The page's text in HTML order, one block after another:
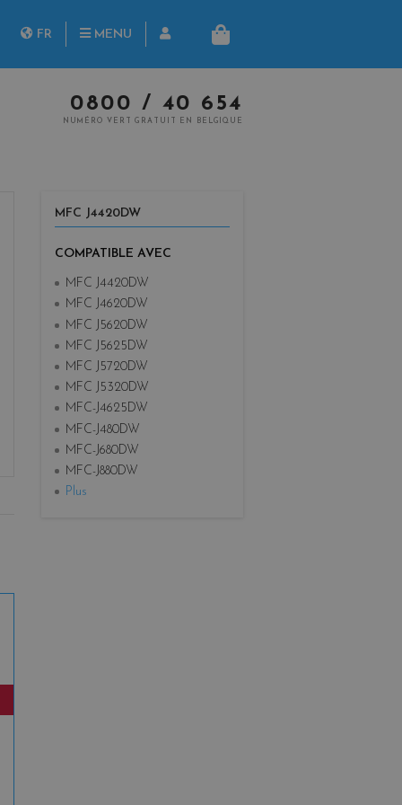
FR MENU
PANIER
0800 / 40 654
NUMÉRO VERT GRATUIT EN BELGIQUE
MFC J4420DW
COMPATIBLE AVEC
MFC J4420DW
MFC J4620DW
MFC J5620DW
MFC J5625DW
MFC J5720DW
MFC J5320DW
MFC-J4625DW
MFC-J480DW
MFC-J680DW
MFC-J880DW
Plus